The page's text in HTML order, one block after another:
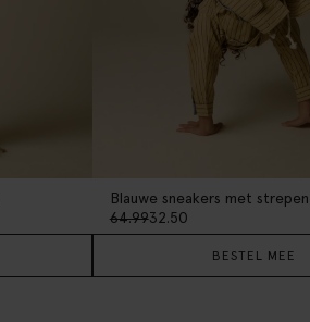
Blauwe sneakers met strepen
64.9932.50
BESTEL MEE